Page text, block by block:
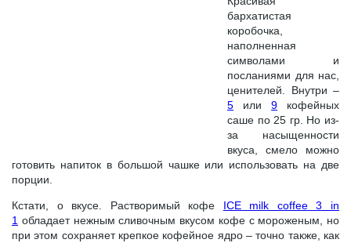
бархатистая
коробочка,
наполненная
символами и
посланиями для нас,
ценителей. Внутри –
5 или 9 кофейных
саше по 25 гр. Но из-
за насыщенности
вкуса, смело можно
готовить напиток в большой чашке или использовать на две
порции.
Кстати, о вкусе. Растворимый кофе ICE milk coffee 3 in
1 обладает нежным сливочным вкусом кофе с мороженым, но
при этом сохраняет крепкое кофейное ядро – точно также, как